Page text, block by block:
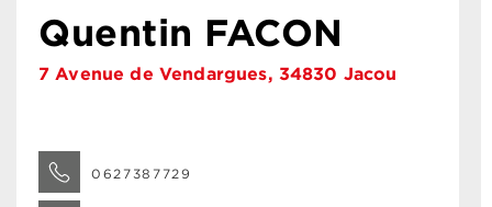
Quentin FACON
7 Avenue de Vendargues, 34830 Jacou
0627387729